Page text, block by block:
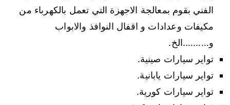
الفني بقوم بمعالجة الاجهزة التي تعمل بالكهرباء من
مكيفات وعدادات و اقفال النوافذ والابواب
و……….الخ.
تواير سيارات صينية.
تواير سيارات يابانية.
تواير سيارات كورية.